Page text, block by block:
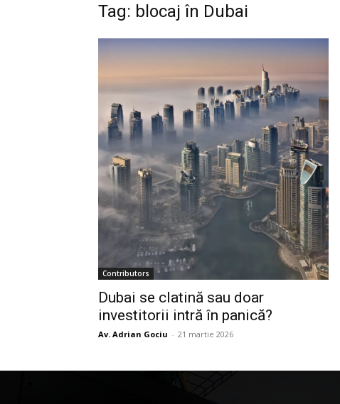
Tag: blocaj în Dubai
Contributors
Dubai se clatină sau doar
investitorii intră în panică?
Av. Adrian Gociu - 21 martie 2026